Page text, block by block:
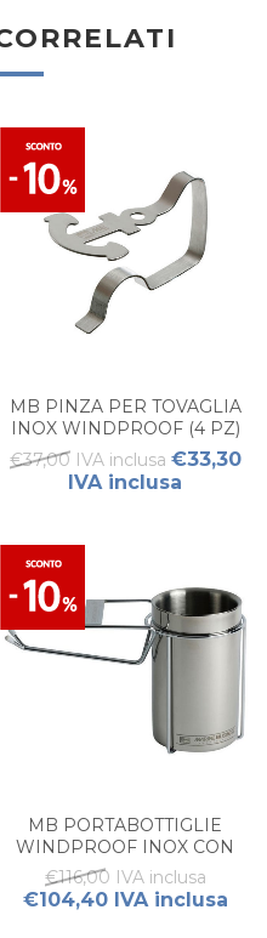
MB PINZA PER TOVAGLIA
INOX WINDPROOF (4 PZ)
€37,00 IVA inclusa €33,30
IVA inclusa
MB PORTABOTTIGLIE
WINDPROOF INOX CON
SUPPORTO PER TAVOLO (1
PZ)
€116,00 IVA inclusa
€104,40 IVA inclusa